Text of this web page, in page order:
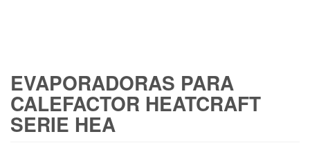
EVAPORADORAS PARA
CALEFACTOR HEATCRAFT
SERIE HEA